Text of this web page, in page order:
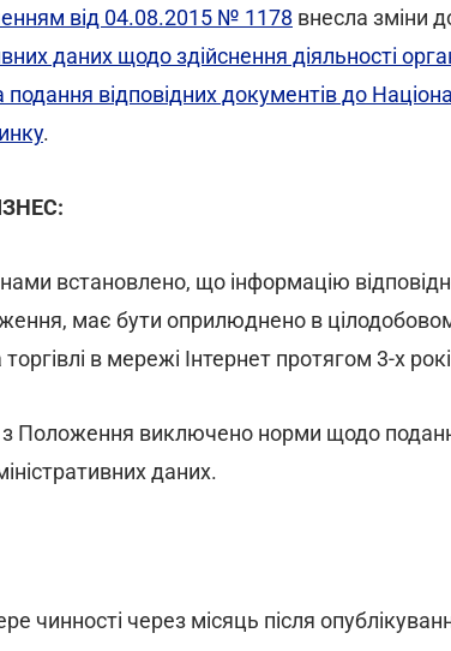
від 04.08.2015 № 1178 внесла зміни
даних щодо здійснення діяльності
подання відповідних документів до
.
встановлено, що інформацію
має бути оприлюднено в
торгівлі в мережі Інтернет протягом 3-х
з Положення виключено норми щодо
даних.
чинності через місяць після